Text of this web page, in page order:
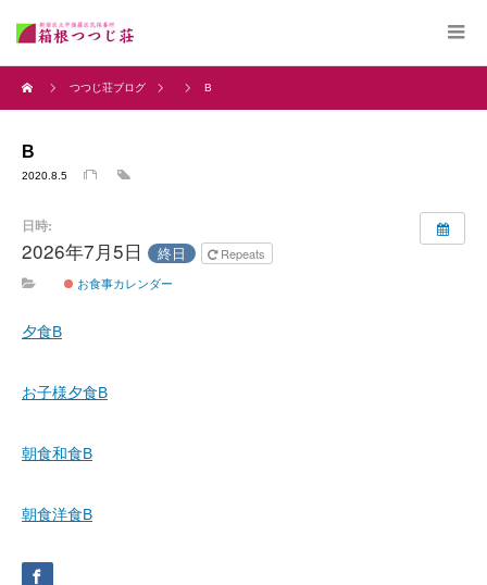
つつじ荘ブログ B
B
2020.8.5
日時:
2026年7月5日 終日
Repeats
お食事カレンダー
夕食B
お子様夕食B
朝食和食B
朝食洋食B